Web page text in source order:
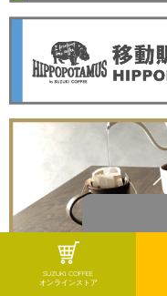
SUZUKI COFFEE
オンラインストア